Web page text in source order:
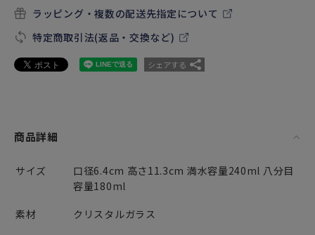
ラッピング・複数の配送先指定について
特定商取引法(返品・交換など)
シェアする
商品詳細
サイズ
口径6.4cm 高さ11.3cm 満水容量240ml 八分目
容量180ml
素材
クリスタルガラス